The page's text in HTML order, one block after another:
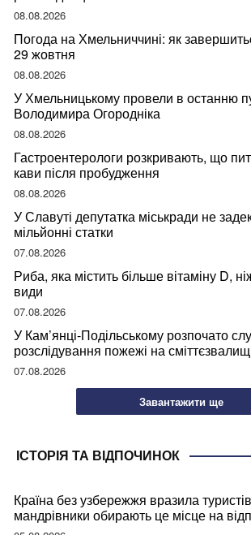
08.08.2026
Погода на Хмельниччині: як
29 жовтня
08.08.2026
У Хмельницькому провели в останню
Володимира Огородніка
08.08.2026
Гастроентерологи розкривають, що
кави після пробудження
08.08.2026
У Славуті депутатка міськради не
мільйонні статки
07.08.2026
Риба, яка містить більше вітаміну D,
види
07.08.2026
У Кам’янці-Подільському розпочато
розслідування пожежі на
07.08.2026
Завантажити ще
ІСТОРІЯ ТА ВІДПОЧИНОК
Країна без узбережжя вразила
мандрівники обирають це місце на